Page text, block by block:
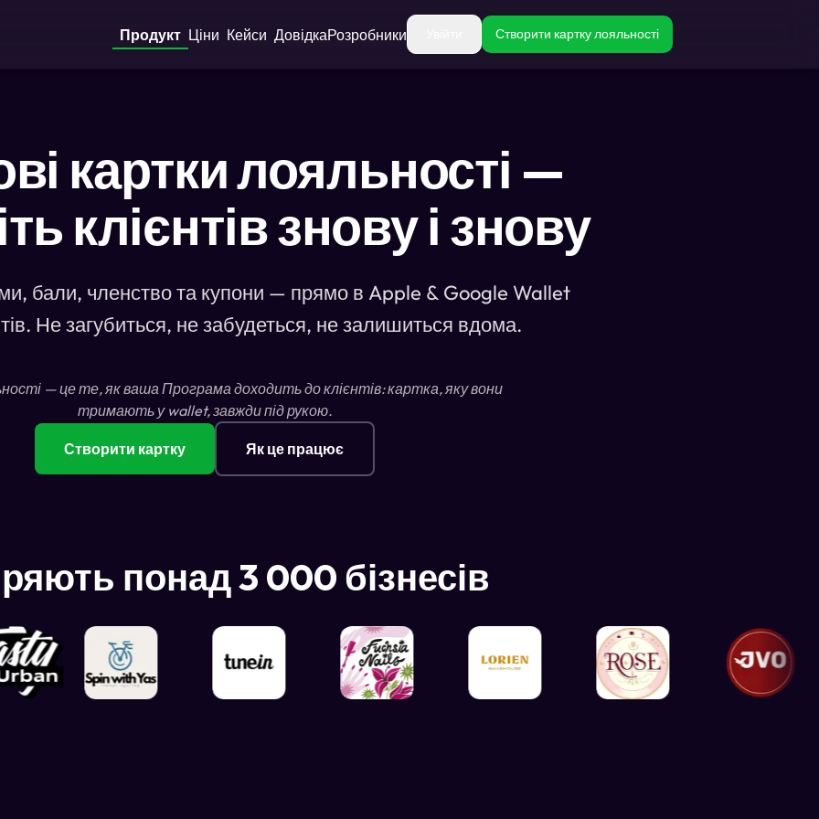
Продукт Ціни Кейси ДовідкаРозробники Створити картку лояльності
картки лояльності —
клієнтів знову і знову
бали, членство та купони — прямо в Apple & Google Wallet
Не загубиться, не забудеться, не залишиться вдома.
— це те, як ваша Програма доходить до клієнтів: картка, яку вони
тримають у wallet, завжди під рукою.
Створити картку Як це працює
понад 3 000 бізнесів